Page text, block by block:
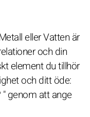
eller Vatten är
och din
element du tillhör
och ditt öde:
genom att ange